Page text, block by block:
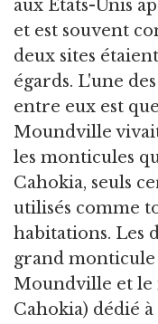
aux États-Unis
et est souvent
deux sites
égards. L'une
entre eux est
Moundville
les monticules
Cahokia, seuls
utilisés comme
habitations. Les
grand
Moundville et le
Cahokia) dédié à